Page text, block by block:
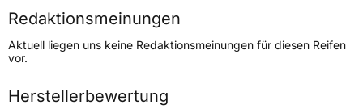
Höchstgeschwindigkeit
190 km/h
Lastindex109/107
Höchstlast1030/975 kg
Redaktionsmeinungen
Aktuell liegen uns keine Redaktionsmeinungen für diesen Reifen
vor.
Herstellerbewertung